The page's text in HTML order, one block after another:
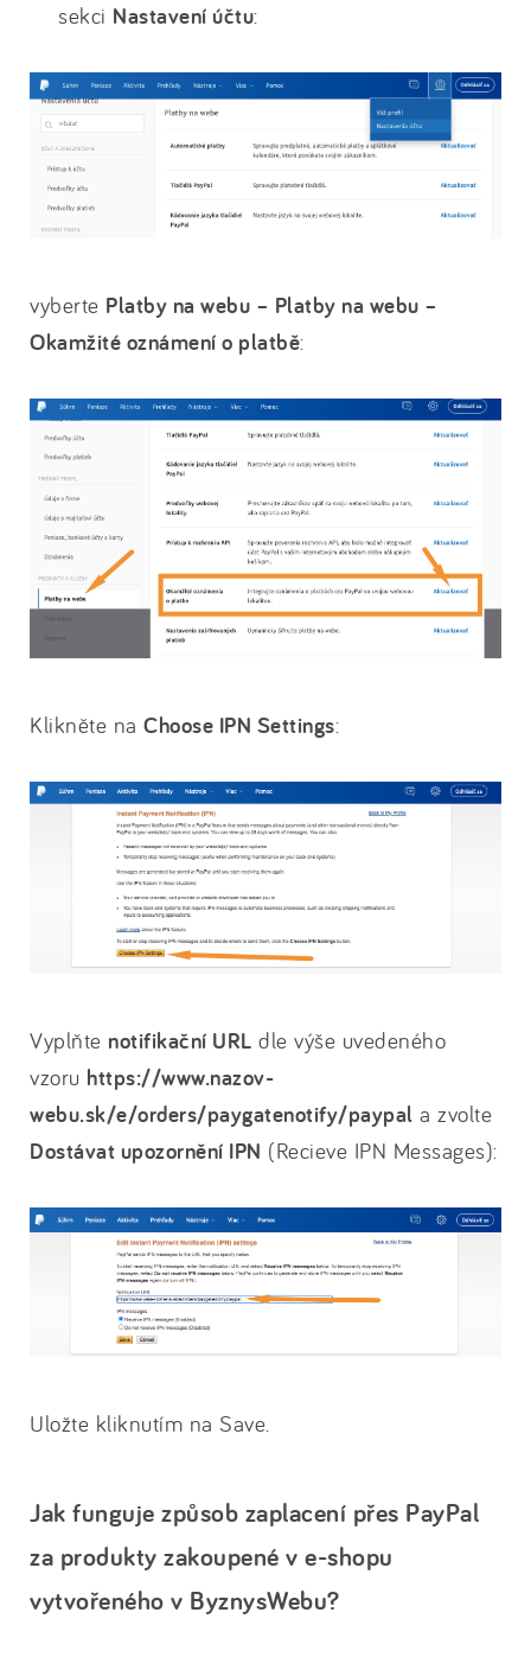
sekci Nastavení účtu:
vyberte Platby na webu – Platby na webu –
Okamžité oznámení o platbě:
Klikněte na Choose IPN Settings:
Vyplňte notifikační URL dle výše uvedeného
vzoru https://www.nazov-
webu.sk/e/orders/paygatenotify/paypal a zvolte
Dostávat upozornění IPN (Recieve IPN Messages):
Uložte kliknutím na Save.
Jak funguje způsob zaplacení přes PayPal
za produkty zakoupené v e-shopu
vytvořeného v ByznysWebu?